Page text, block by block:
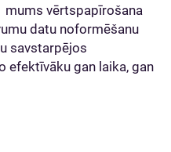
vērtspapīrošana
datu noformēšanu
savstarpējos
efektīvāku gan laika, gan